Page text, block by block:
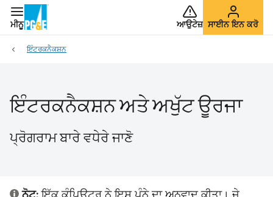
ਮੀਨੂ ਆਉਟੇਜ਼ ਸਾਈਨ ਇਨ ਕਰੋ
ਇੰਟਰਕਨੈਕਸ਼ਨ
ਇੰਟਰਕਨੈਕਸ਼ਨ ਅਤੇ ਅਖੁੱਟ ਊਰਜਾ
ਪ੍ਰੋਗਰਾਮ ਬਾਰੇ ਵਧੇਰੇ ਜਾਣੋ